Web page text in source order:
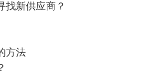
找新供应商？
方法